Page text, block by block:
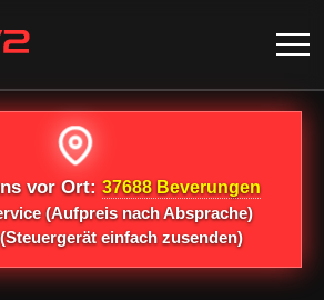
vor Ort: 37688 Beverungen
(Aufpreis nach Absprache)
einfach zusenden)